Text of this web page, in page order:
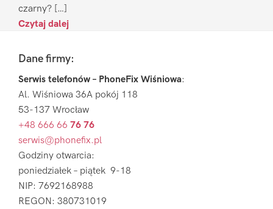
czarny? […]
Czytaj dalej
FooterDane firmy:
Serwis telefonów – PhoneFix Wiśniowa:
Al. Wiśniowa 36A pokój 118
53-137 Wrocław
+48 666 66 76 76
serwis@phonefix.pl
Godziny otwarcia:
poniedziałek – piątek 9-18
NIP: 7692168988
REGON: 380731019